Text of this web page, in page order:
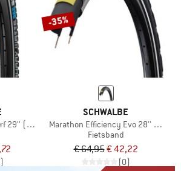
29'' (60-622) DD RaceGuard
-35%
SCHWALBE
Marathon Efficiency Evo 28'' (50-
Fietsband
€ 64,95€ 42,22
(0)